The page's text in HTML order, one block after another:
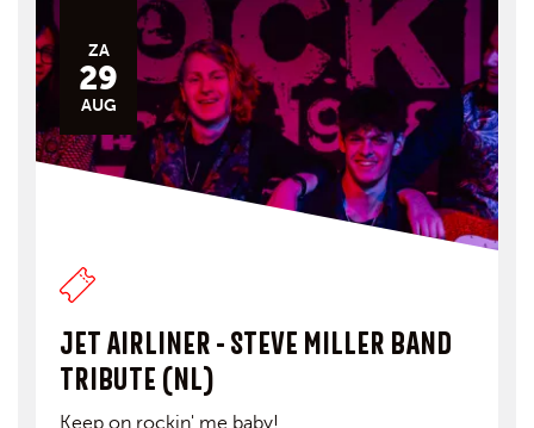
ZA
29
AUG
JET AIRLINER - STEVE MILLER BAND
TRIBUTE (NL)
Keep on rockin' me baby!